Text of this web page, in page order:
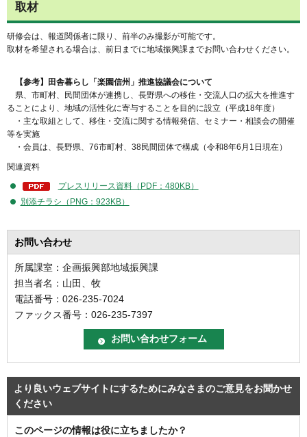
取材
研修会は、報道関係者に限り、前半のみ撮影が可能です。
取材を希望される場合は、前日までに地域振興課までお問い合わせください。
【参考】田舎暮らし「楽園信州」推進協議会について
県、市町村、民間団体が連携し、長野県への移住・交流人口の拡大を推進す
ることにより、地域の活性化に寄与することを目的に設立（平成18年度）
・主な取組として、移住・交流に関する情報発信、セミナー・相談会の開催
等を実施
・会員は、長野県、76市町村、38民間団体で構成（令和8年6月1日現在）
関連資料
プレスリリース資料（PDF：480KB）
別添チラシ（PNG：923KB）
お問い合わせ
所属課室：企画振興部地域振興課
担当者名：山田、牧
電話番号：026-235-7024
ファックス番号：026-235-7397
より良いウェブサイトにするためにみなさまのご意見をお聞かせ
ください
このページの情報は役に立ちましたか？